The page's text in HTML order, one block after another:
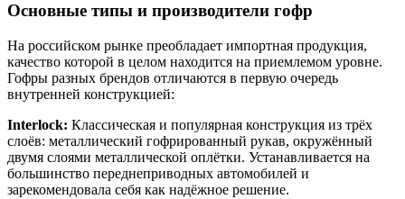
Основные типы и производители гофр
На российском рынке преобладает импортная продукция,
качество которой в целом находится на приемлемом уровне.
Гофры разных брендов отличаются в первую очередь
внутренней конструкцией:
Interlock: Классическая и популярная конструкция из трёх
слоёв: металлический гофрированный рукав, окружённый
двумя слоями металлической оплётки. Устанавливается на
большинство переднеприводных автомобилей и
зарекомендовала себя как надёжное решение.